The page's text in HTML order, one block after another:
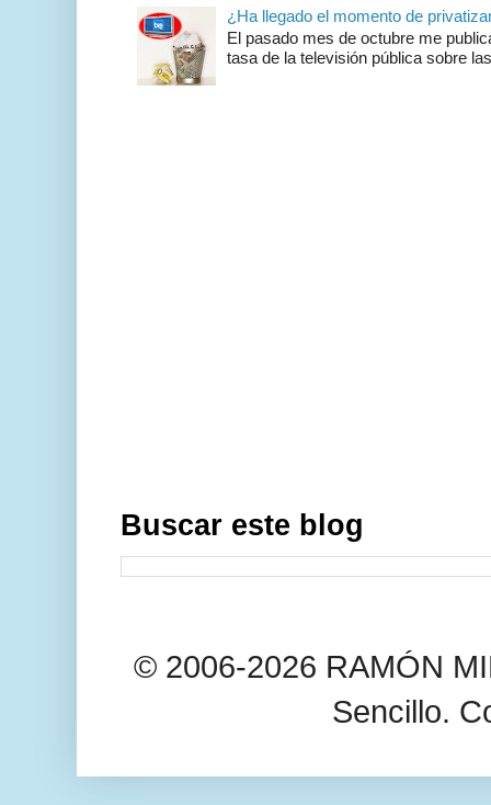
¿Ha llegado el momento de
El pasado mes de octubre me
tasa de la televisión pública sobre
Buscar este blog
© 2006-2026 RAMÓN
Sencillo.